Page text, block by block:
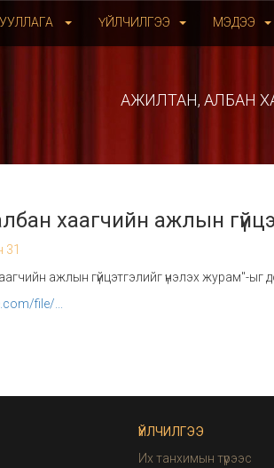
ҮЙЛЧИЛГЭЭ МЭДЭЭ
АЖИЛТАН, АЛБАН
хаагчийн ажлын
31
ажлын гүйцэтгэлийг үнэлэх журам"-ыг
file/...
ҮЙЛЧИЛГЭЭ
Их танхимын түрээс